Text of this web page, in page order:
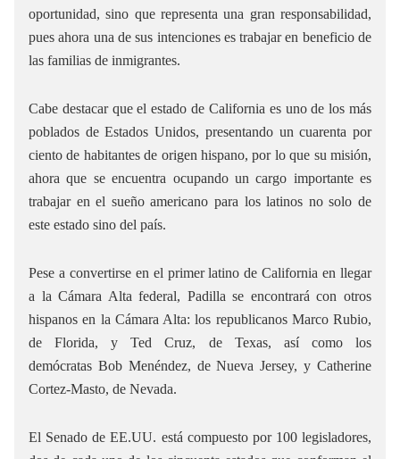
oportunidad, sino que representa una gran responsabilidad,
pues ahora una de sus intenciones es trabajar en beneficio de
las familias de inmigrantes.
Cabe destacar que el estado de California es uno de los más
poblados de Estados Unidos, presentando un cuarenta por
ciento de habitantes de origen hispano, por lo que su misión,
ahora que se encuentra ocupando un cargo importante es
trabajar en el sueño americano para los latinos no solo de
este estado sino del país.
Pese a convertirse en el primer latino de California en llegar
a la Cámara Alta federal, Padilla se encontrará con otros
hispanos en la Cámara Alta: los republicanos Marco Rubio,
de Florida, y Ted Cruz, de Texas, así como los
demócratas Bob Menéndez, de Nueva Jersey, y Catherine
Cortez-Masto, de Nevada.
El Senado de EE.UU. está compuesto por 100 legisladores,